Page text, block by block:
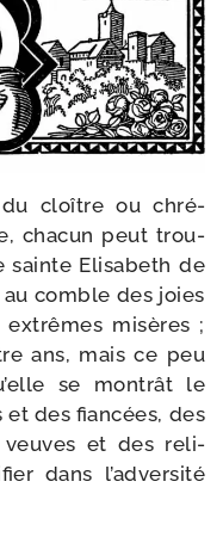
du cloître ou chré­
cha­cun peut trou­
sainte Elisabeth de
comble des joies
misères ;
ans, mais ce peu
se mon­trât le
des fian­cées, des
veuves et des reli­
dans l’adversité